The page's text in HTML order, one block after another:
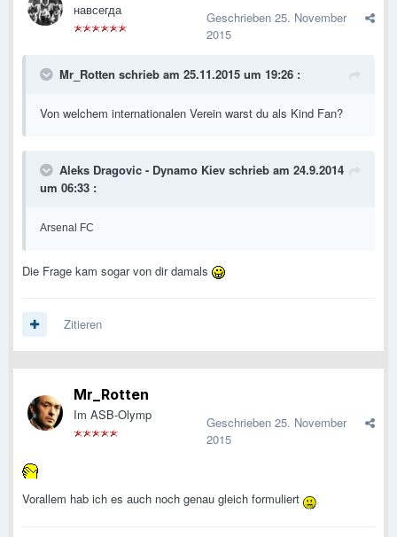
навсегда Geschrieben 25. November
2015
Mr_Rotten schrieb am 25.11.2015 um 19:26 :
Von welchem internationalen Verein warst du als Kind Fan?
Aleks Dragovic - Dynamo Kiev schrieb am 24.9.2014
um 06:33 :
Arsenal FC
Die Frage kam sogar von dir damals
Zitieren
Mr_Rotten
Im ASB-Olymp Geschrieben 25. November
2015
Vorallem hab ich es auch noch genau gleich formuliert